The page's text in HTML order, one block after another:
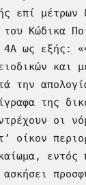
επί μέτρων
Κώδικα
4Α ως εξής:
και
την
της
οι
οίκον